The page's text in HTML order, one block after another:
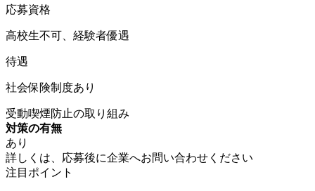
応募資格
高校生不可、経験者優遇
待遇
社会保険制度あり
受動喫煙防止の取り組み
対策の有無
あり
詳しくは、応募後に企業へお問い合わせください
注目ポイント